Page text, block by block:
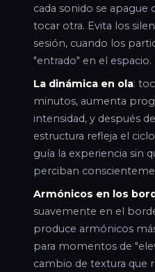
cada sonido se apague
tocar otra. Evita los
sesión, cuando los
"entrado" en el espacio.
La dinámica en ola:
minutos, aumenta
intensidad, y después
estructura refleja el
guía la experiencia sin
perciban
Armónicos en los
suavemente en el
produce armónicos
para momentos de
cambio de textura que